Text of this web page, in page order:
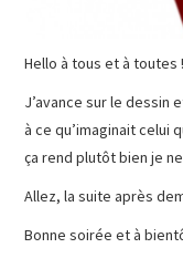
Hello à tous et à toutes !
J’avance sur le dessin
à ce qu’imaginait celui
ça rend plutôt bien je
Allez, la suite après
Bonne soirée et à